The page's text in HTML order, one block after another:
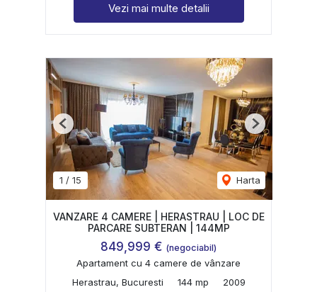
Vezi mai multe detalii
1 / 15 Harta
Previous Next
VANZARE 4 CAMERE | HERASTRAU | LOC DE
PARCARE SUBTERAN | 144MP
849,999 € (negociabil)
Apartament cu 4 camere de vânzare
Herastrau, Bucuresti
144 mp 2009